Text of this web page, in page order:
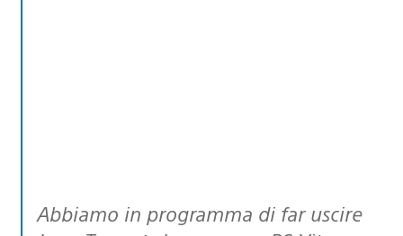
Abbiamo in programma di far uscire